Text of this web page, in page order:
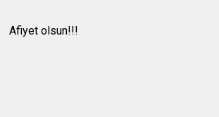
Afiyet olsun!!!